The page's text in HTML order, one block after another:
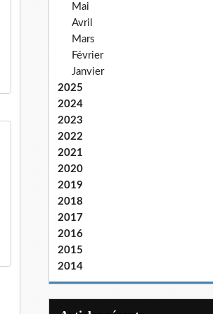
Mai
Avril
Mars
Février
Janvier
2025
2024
2023
2022
2021
2020
2019
2018
2017
2016
2015
2014